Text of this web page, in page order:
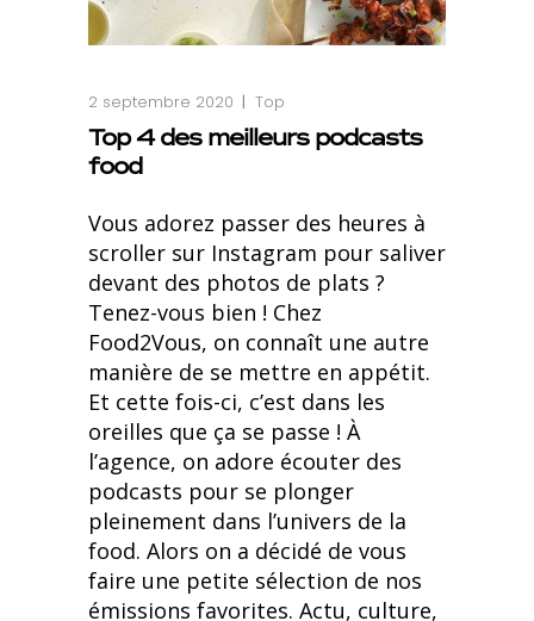
2 septembre 2020 Top
Top 4 des meilleurs podcasts
food
Vous adorez passer des heures à
scroller sur Instagram pour saliver
devant des photos de plats ?
Tenez-vous bien ! Chez
Food2Vous, on connaît une autre
manière de se mettre en appétit.
Et cette fois-ci, c’est dans les
oreilles que ça se passe ! À
l’agence, on adore écouter des
podcasts pour se plonger
pleinement dans l’univers de la
food. Alors on a décidé de vous
faire une petite sélection de nos
émissions favorites. Actu, culture,